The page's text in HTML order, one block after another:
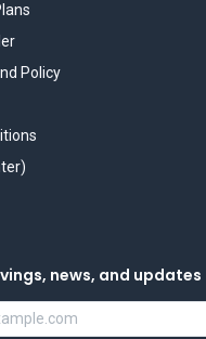
Policy
news, and updates